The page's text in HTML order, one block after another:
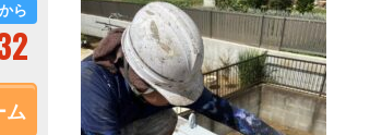
ら
ム